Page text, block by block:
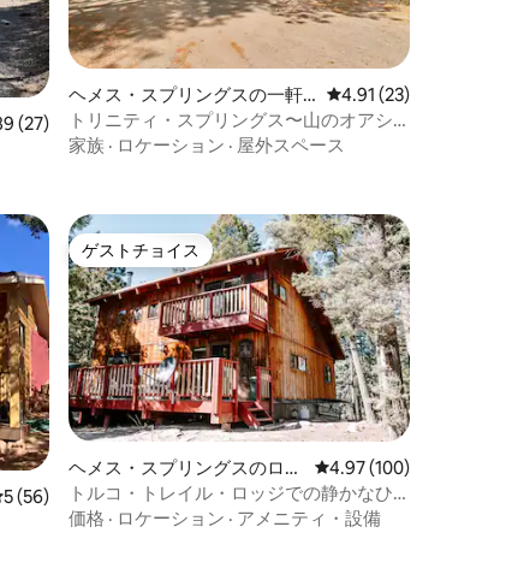
ー27件、5つ星中4.89つ星の平均評価
(27)
ヘメス・スプリングスの一軒
家
レビュー23件、5つ
4.91 (23)
トリニティ・スプリングス〜山のオアシ
スゲームルーム、露天風呂・ジャグジー
家族 · ロケーション · 屋外スペース
ビュー56件、5つ星中5つ星の平均評価
5 (56)
ゲストチョイス
ゲストチョイス
ヘメス・スプリングスのログ
ハウス
レビュー100件、5つ
4.97 (100)
トルコ・トレイル・ロッジでの静かなひ
ととき
価格 · ロケーション · アメニティ・設備